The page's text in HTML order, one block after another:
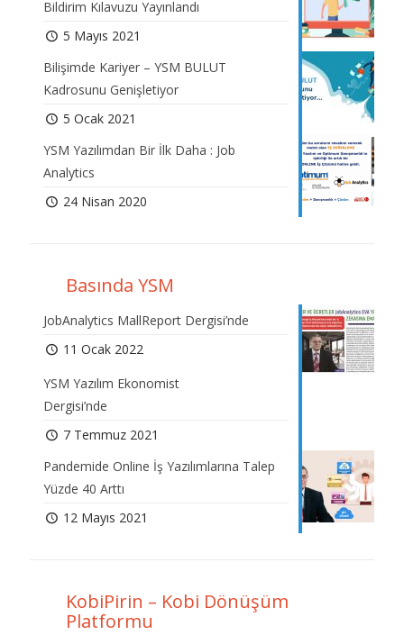
Bildirim Kılavuzu Yayınlandı
5 Mayıs 2021
Bilişimde Kariyer – YSM BULUT
Kadrosunu Genişletiyor
5 Ocak 2021
YSM Yazılımdan Bir İlk Daha : Job
Analytics
24 Nisan 2020
Basında YSM
JobAnalytics MallReport Dergisi’nde
11 Ocak 2022
YSM Yazılım Ekonomist
Dergisi’nde
7 Temmuz 2021
Pandemide Online İş Yazılımlarına Talep
Yüzde 40 Arttı
12 Mayıs 2021
KobiPirin – Kobi Dönüşüm
Platformu